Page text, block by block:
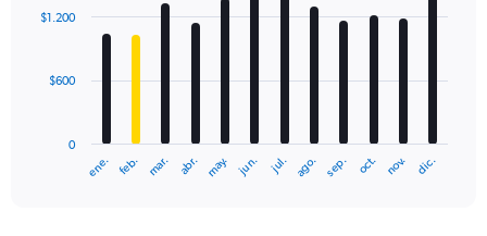
with
12
The
ene. feb. mar. abr. may. jun. jul. ago. sep. oct. nov. dic.
0
$600
$1.200